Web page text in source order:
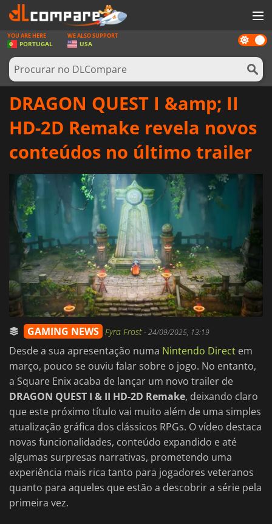
JOGOS
GAME CARDS
SOFTWARE
ENTRAR OU REGISTAR
Dark
mode
YOU ARE HERE
PORTUGAL
WE ALSO SUPPORT
USA
DRAGON QUEST I &amp; II
HD-2D Remake revela novos
conteúdos no último trailer
GAMING NEWS Fyra Frost-24/09/2025, 13:19
Desde a sua apresentação numa Nintendo Direct em
março, pouco se ouviu falar sobre o jogo. No entanto,
a Square Enix acaba de lançar um novo trailer de
DRAGON QUEST I & II HD-2D Remake, deixando claro
que este próximo título vai muito além de uma simples
atualização gráfica dos clássicos RPGs. O vídeo destaca
novas funcionalidades, conteúdo expandido e até
algumas surpresas narrativas, prometendo uma
experiência mais rica tanto para jogadores veteranos
quanto para aqueles que estão a descobrir a série pela
primeira vez.